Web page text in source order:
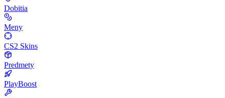
Dobitia
Meny
CS2 Skins
Predmety
PlayBoost